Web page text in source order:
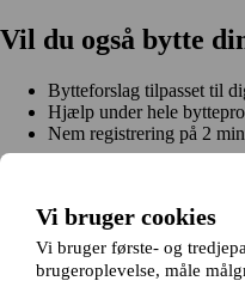
Vil du også bytte
Bytteforslag tilpasset til
Hjælp under hele
Nem registrering på 2
Kom i gang gratis Søg annoncer
Læs mere
Nyheder og tips
Om Hjembytte.dk
Vi bruger cookies
Vi bruger første- og
brugeroplevelse, måle